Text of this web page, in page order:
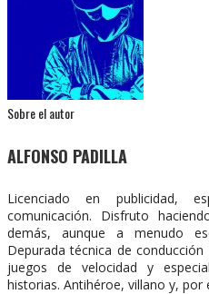
Sobre el autor
ALFONSO PADILLA
Licenciado en publicidad,
comunicación. Disfruto
demás, aunque a menudo
Depurada técnica de
juegos de velocidad y
historias. Antihéroe, villano y,